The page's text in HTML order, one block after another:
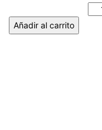
Añadir al carrito